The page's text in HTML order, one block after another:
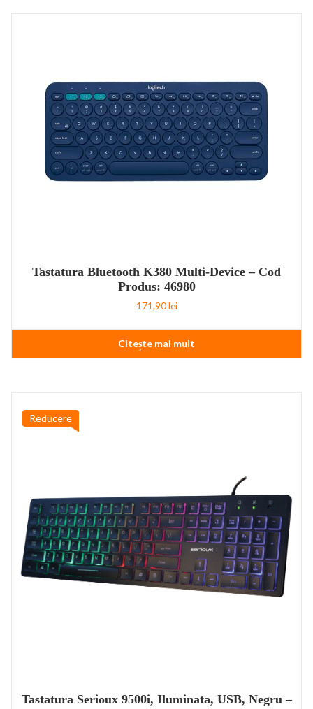
Tastatura Bluetooth K380 Multi-Device – Cod
Produs: 46980
171,90lei
Citește mai mult
Reducere
Tastatura Serioux 9500i, Iluminata, USB, Negru –